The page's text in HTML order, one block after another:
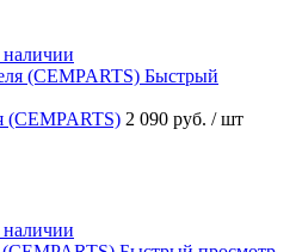
Быстрый
(CEMPARTS) 2 090 руб. / шт